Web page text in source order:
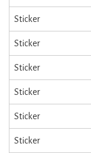
Sticker
Sticker
Sticker
Sticker
Sticker
Sticker